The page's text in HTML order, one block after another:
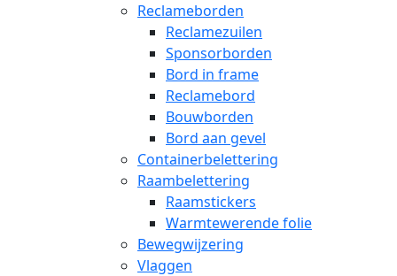
Reclameborden
Reclamezuilen
Sponsorborden
Bord in frame
Reclamebord
Bouwborden
Bord aan gevel
Containerbelettering
Raambelettering
Raamstickers
Warmtewerende folie
Bewegwijzering
Vlaggen